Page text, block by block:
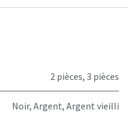
2 pièces, 3 pièces
Noir, Argent, Argent vieilli